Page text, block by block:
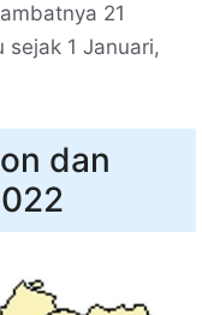
21
sejak 1 Januari,
dan